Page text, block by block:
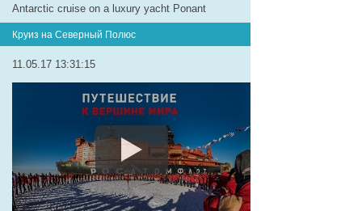
Antarctic cruise on a luxury yacht Ponant
Круиз на Северный Полюс
11.05.17 13:31:15